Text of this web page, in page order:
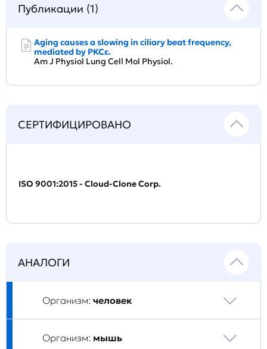
Публикации (1)
Aging causes a slowing in ciliary beat frequency,
mediated by PKCε.
Am J Physiol Lung Cell Mol Physiol.
СЕРТИФИЦИРОВАНО
ISO 9001:2015 - Cloud-Clone Corp.
АНАЛОГИ
Организм: человек
Организм: мышь